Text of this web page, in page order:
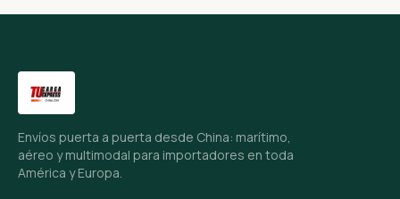
Envíos puerta a puerta desde China: marítimo,
aéreo y multimodal para importadores en toda
América y Europa.